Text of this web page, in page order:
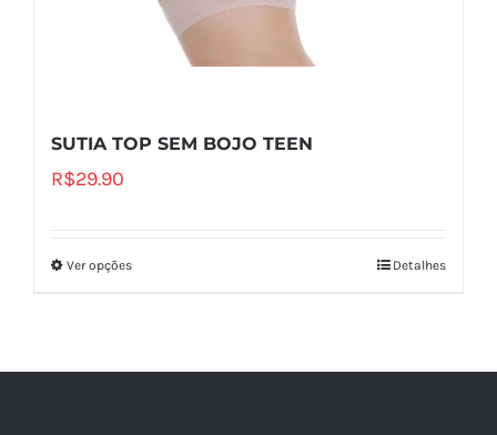
SUTIA TOP SEM BOJO TEEN
R$29.90
Ver opções Detalhes